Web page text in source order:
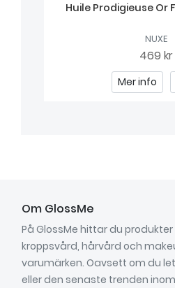
Huile Prodigieuse Or
NUXE
469 kr
Mer info
Om GlossMe
På GlossMe hittar du
kroppsvård, hårvård och
varumärken. Oavsett om du
eller den senaste trenden